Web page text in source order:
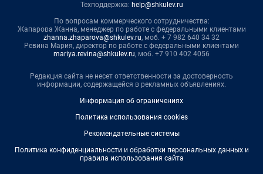
Техподдержка: help@shkulev.ru
По вопросам коммерческого сотрудничества:
Жапарова Жанна, менеджер по работе с федеральными клиентами
zhanna.zhaparova@shkulev.ru, моб. + 7 982 640 34 32
Ревина Мария, директор по работе с федеральными клиентами
mariya.revina@shkulev.ru, моб. +7 910 402 4056
Редакция сайта не несет ответственности за достоверность
информации, содержащейся в рекламных объявлениях.
Информация об ограничениях
Политика использования cookies
Рекомендательные системы
Политика конфиденциальности и обработки персональных данных и
правила использования сайта